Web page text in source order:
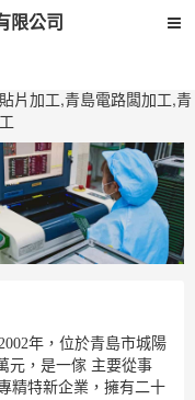
片加工,青島電路闆加工,青
限公司
年，位於青島市城陽
元，是一傢 主要從事
精特新企業，擁有二十